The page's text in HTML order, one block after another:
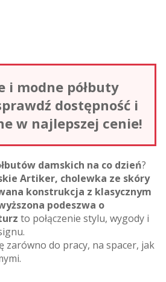
i modne półbuty
dostępność i
w najlepszej cenie!
damskich na co dzień?
Artiker, cholewka ze skóry
konstrukcja z klasycznym
podeszwa o
to połączenie stylu, wygody i
zarówno do pracy, na spacer, jak